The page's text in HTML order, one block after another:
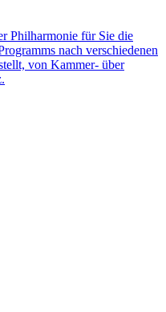
Philharmonie für Sie die
nach verschiedenen
von Kammer- über